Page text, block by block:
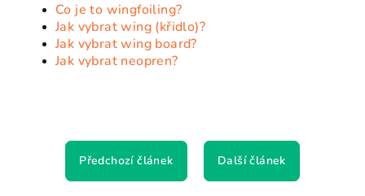
Co je to wingfoiling?
Jak vybrat wing (křidlo)?
Jak vybrat wing board?
Jak vybrat neopren?
Předchozí článek Další článek